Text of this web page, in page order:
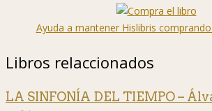
Ayuda a mantener Hislibris
Libros relaccionados
LA SINFONÍA DEL TIEMPO –